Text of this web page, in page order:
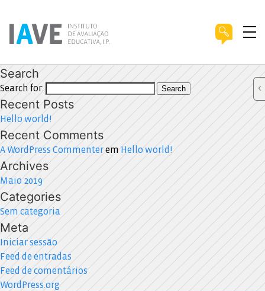
Search
Search for: Search
Recent Posts
Hello world!
Recent Comments
A WordPress Commenterem Hello world!
Archives
Maio 2019
Categories
Sem categoria
Meta
Iniciar sessão
Feed de entradas
Feed de comentários
WordPress.org